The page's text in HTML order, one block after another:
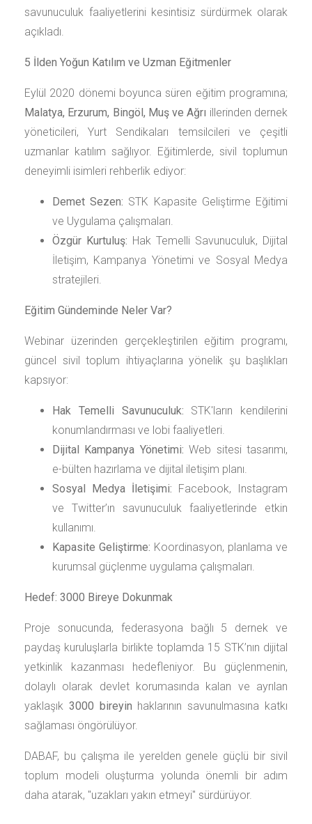
savunuculuk faaliyetlerini kesintisiz sürdürmek olarak
açıkladı.
5 İlden Yoğun Katılım ve Uzman Eğitmenler
Eylül 2020 dönemi boyunca süren eğitim programına;
Malatya, Erzurum, Bingöl, Muş ve Ağrı illerinden dernek
yöneticileri, Yurt Sendikaları temsilcileri ve çeşitli
uzmanlar katılım sağlıyor. Eğitimlerde, sivil toplumun
deneyimli isimleri rehberlik ediyor:
Demet Sezen: STK Kapasite Geliştirme Eğitimi
ve Uygulama çalışmaları.
Özgür Kurtuluş: Hak Temelli Savunuculuk, Dijital
İletişim, Kampanya Yönetimi ve Sosyal Medya
stratejileri.
Eğitim Gündeminde Neler Var?
Webinar üzerinden gerçekleştirilen eğitim programı,
güncel sivil toplum ihtiyaçlarına yönelik şu başlıkları
kapsıyor:
Hak Temelli Savunuculuk: STK'ların kendilerini
konumlandırması ve lobi faaliyetleri.
Dijital Kampanya Yönetimi: Web sitesi tasarımı,
e-bülten hazırlama ve dijital iletişim planı.
Sosyal Medya İletişimi: Facebook, Instagram
ve Twitter’ın savunuculuk faaliyetlerinde etkin
kullanımı.
Kapasite Geliştirme: Koordinasyon, planlama ve
kurumsal güçlenme uygulama çalışmaları.
Hedef: 3000 Bireye Dokunmak
Proje sonucunda, federasyona bağlı 5 dernek ve
paydaş kuruluşlarla birlikte toplamda 15 STK’nın dijital
yetkinlik kazanması hedefleniyor. Bu güçlenmenin,
dolaylı olarak devlet korumasında kalan ve ayrılan
yaklaşık 3000 bireyin haklarının savunulmasına katkı
sağlaması öngörülüyor.
DABAF, bu çalışma ile yerelden genele güçlü bir sivil
toplum modeli oluşturma yolunda önemli bir adım
daha atarak, "uzakları yakın etmeyi" sürdürüyor.